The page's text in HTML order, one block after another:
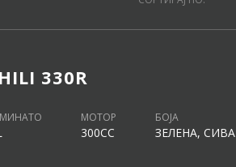
330R
МОТОР
300CC
БОЈА
ЗЕЛЕНА, СИВА